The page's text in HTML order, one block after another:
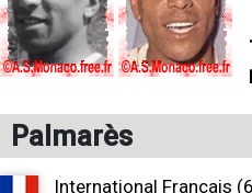
Palmarès
International Français